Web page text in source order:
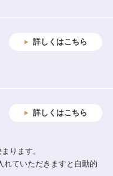
詳しくはこちら
詳しくはこちら
ります。
れていただきますと自動的